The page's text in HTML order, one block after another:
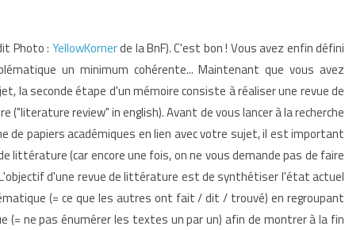
Photo : YellowKornerde la BnF). C'est bon ! Vous avez enfin défini
un minimum cohérente... Maintenant que vous avez
la seconde étape d'un mémoire consiste à réaliser une revue de
("literature review" in english). Avant de vous lancer à la recherche
de papiers académiques en lien avec votre sujet, il est important
littérature (car encore une fois, on ne vous demande pas de faire
d'une revue de littérature est de synthétiser l'état actuel
(= ce que les autres ont fait / dit / trouvé) en regroupant
(= ne pas énumérer les textes un par un) afin de montrer à la fin